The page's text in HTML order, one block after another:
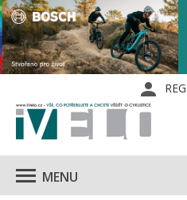
MENU